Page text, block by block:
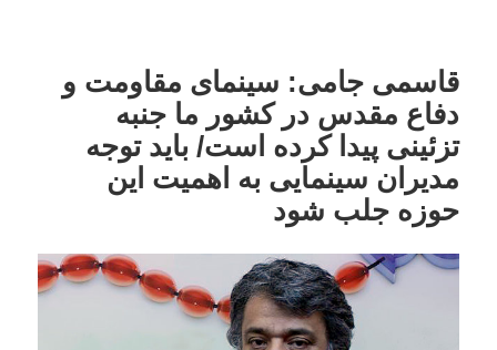
قاسمی جامی: سینمای مقاومت و
دفاع مقدس در کشور ما جنبه
تزئینی پیدا کرده است/ باید توجه
مدیران سینمایی به اهمیت این
حوزه جلب شود